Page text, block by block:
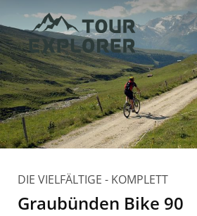
Inhalt
DIE VIELFÄLTIGE - KOMPLETT
Graubünden Bike 90